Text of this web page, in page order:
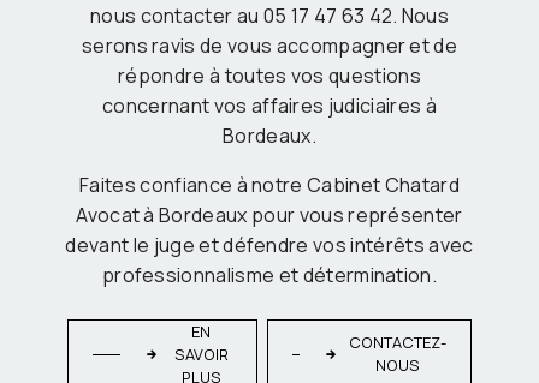
nous contacter au 05 17 47 63 42. Nous
serons ravis de vous accompagner et de
répondre à toutes vos questions
concernant vos affaires judiciaires à
Bordeaux.
Faites confiance à notre Cabinet Chatard
Avocat à Bordeaux pour vous représenter
devant le juge et défendre vos intérêts avec
professionnalisme et détermination.
EN
SAVOIR
PLUS
CONTACTEZ-
NOUS